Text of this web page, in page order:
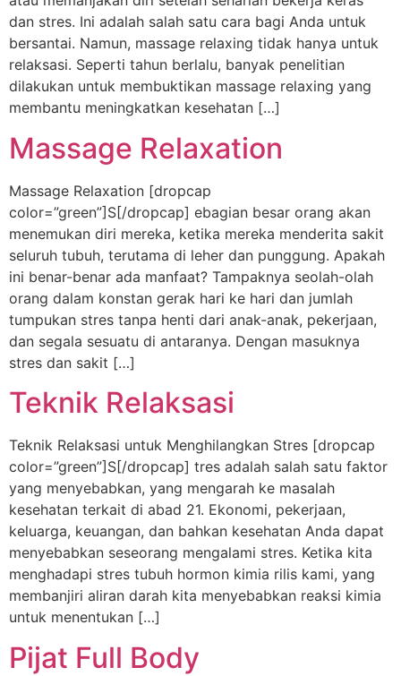
dan stres. Ini adalah salah satu cara bagi Anda untuk
bersantai. Namun, massage relaxing tidak hanya untuk
relaksasi. Seperti tahun berlalu, banyak penelitian
dilakukan untuk membuktikan massage relaxing yang
membantu meningkatkan kesehatan […]
Massage Relaxation
Massage Relaxation [dropcap
color=”green”]S[/dropcap] ebagian besar orang akan
menemukan diri mereka, ketika mereka menderita sakit
seluruh tubuh, terutama di leher dan punggung. Apakah
ini benar-benar ada manfaat? Tampaknya seolah-olah
orang dalam konstan gerak hari ke hari dan jumlah
tumpukan stres tanpa henti dari anak-anak, pekerjaan,
dan segala sesuatu di antaranya. Dengan masuknya
stres dan sakit […]
Teknik Relaksasi
Teknik Relaksasi untuk Menghilangkan Stres [dropcap
color=”green”]S[/dropcap] tres adalah salah satu faktor
yang menyebabkan, yang mengarah ke masalah
kesehatan terkait di abad 21. Ekonomi, pekerjaan,
keluarga, keuangan, dan bahkan kesehatan Anda dapat
menyebabkan seseorang mengalami stres. Ketika kita
menghadapi stres tubuh hormon kimia rilis kami, yang
membanjiri aliran darah kita menyebabkan reaksi kimia
untuk menentukan […]
Pijat Full Body